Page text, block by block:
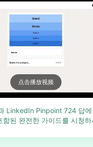
点击播放视频
LinkedIn Pinpoint 724 답에
함된 완전한 가이드를 시청하